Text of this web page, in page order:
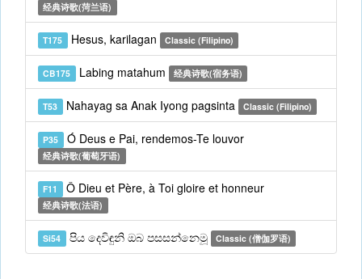
经典诗歌(菏兰语)
T175 Hesus, karilagan Classic (Filipino)
CB175 Labing matahum 经典诗歌(宿务语)
T53 Nahayag sa Anak Iyong pagsinta Classic (Filipino)
P35 Ó Deus e Pai, rendemos-Te louvor
经典诗歌(葡萄牙语)
F11 Ô Dieu et Père, à Toi gloire et honneur
经典诗歌(法语)
Si54 පිය දෙවිඳුනි ඔබ පසසන්නෙමූ Classic (僧伽罗语)